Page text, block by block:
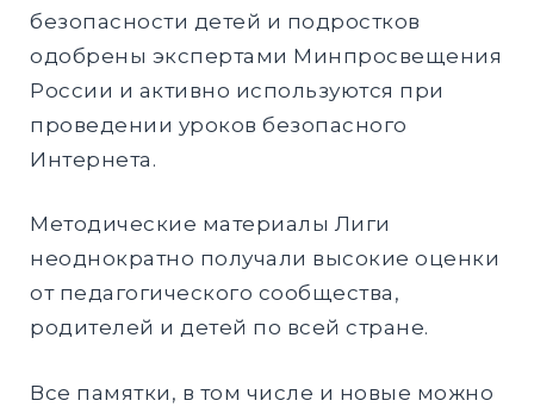
безопасности детей и подростков
одобрены экспертами Минпросвещения
России и активно используются при
проведении уроков безопасного
Интернета.
Методические материалы Лиги
неоднократно получали высокие оценки
от педагогического сообщества,
родителей и детей по всей стране.
Все памятки, в том числе и новые можно